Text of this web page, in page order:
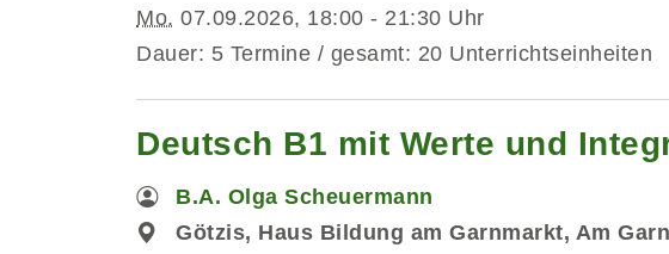
Mo. 07.09.2026, 18:00 - 21:30 Uhr
Dauer: 5 Termine / gesamt: 20 Unterrichtseinheiten
Deutsch B1 mit Werte und
B.A. Olga Scheuermann
Götzis, Haus Bildung am Garnmarkt, Am